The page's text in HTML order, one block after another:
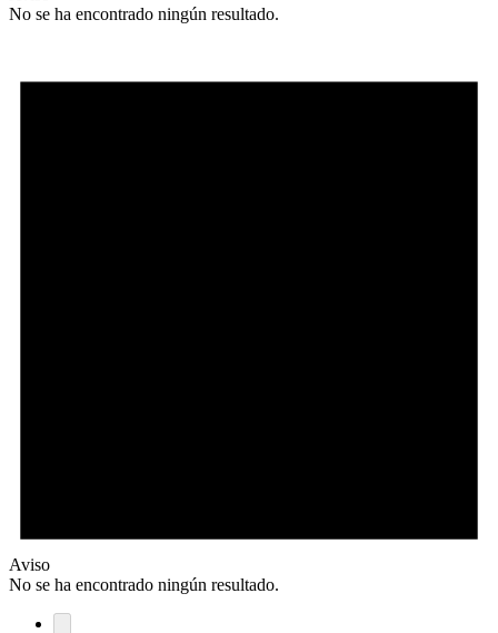
No se ha encontrado ningún resultado.
Aviso
No se ha encontrado ningún resultado.